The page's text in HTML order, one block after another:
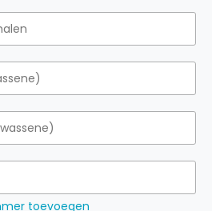
toevoegen